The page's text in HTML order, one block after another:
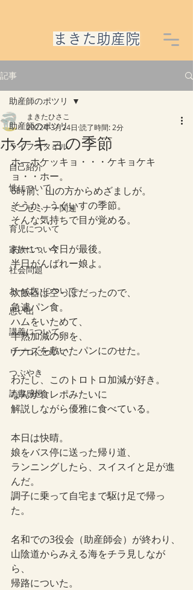
​まきた助産院
記事
助産師のポツリ
ライフスタイル
自己紹介
性について
ミニセミナー関連
育児について
家族について
社会問題
おっぱいについて
思い出
講義について
リプロについて。
つぶやき
読書感想
助産師のポツリ
ホケキョの季節
まきたひさこ
2022年3月24日 読了時間: 2分
ホ―ホケッキョ・・・ケキョケキ
ョ・・ホー。
6時前、山の方からめざましが。
そうか、うぐいすの季節。
そんな気持ちで目が覚める。
おーい、今日が最後。
半日がんばれー娘よ。
炊飯器は空っぽだったので、
急遽パン食。
ハムをいためて、
半熟加減の卵を、
チーズを敷いたパンにのせた。
わたし、このトロトロ加減が好き。
なんか食レポみたいに
解説しながら優雅に食べている。
本日は快晴。
娘をバス停に送った帰り道、
ランニングしたら、スイスイと足が進
んだ。
調子に乗って自宅まで駆け足で帰っ
た。
名和での3役会（助産師会）が終わり、
山陰道からみえる海をチラ見しなが
ら、
帰路についた。